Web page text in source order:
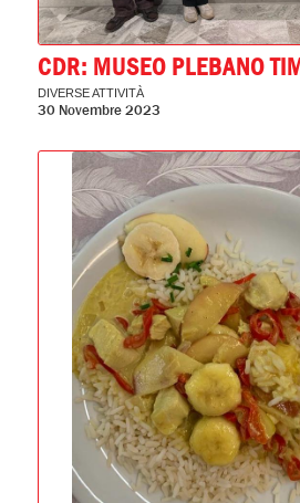
CDR: MUSEO PLEBANO
DIVERSE ATTIVITÀ
30 Novembre 2023